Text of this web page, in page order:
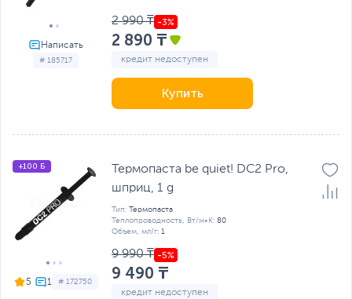
# 185717
2 990 ₸
2 890 ₸
кредит недоступен
Купить
5 # 172750
+100 Б
Термопаста be quiet! DC2 Pro,
шприц, 1 g
Тип: Термопаста
Теплопроводность, Вт/м•К: 80
Объем, мл/г: 1
9 990 ₸
9 490 ₸
кредит недоступен